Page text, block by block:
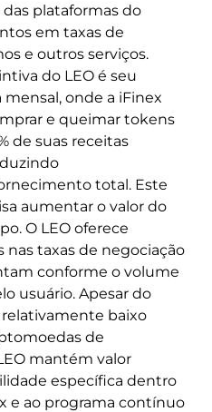
plataformas do
em taxas de
e outros serviços.
do LEO é seu
onde a iFinex
e queimar tokens
de suas receitas
total. Este
aumentar o valor do
O LEO oferece
taxas de negociação
conforme o volume
usuário. Apesar do
baixo
de
mantém valor
específica dentro
e ao programa contínuo